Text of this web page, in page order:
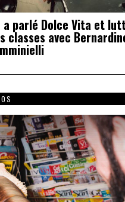
a parlé Dolce Vita et
classes avec